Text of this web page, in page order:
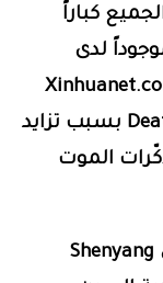
كباراً
لدى
بسبب تزايد
الموت
Shenyang